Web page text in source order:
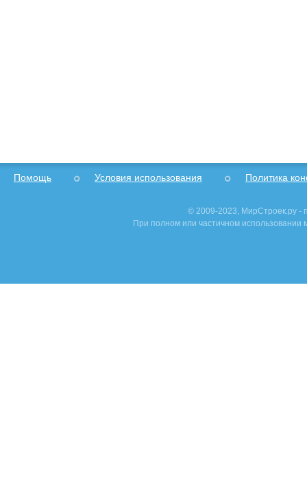
Помощь Условия использования Политика
© 2009-2023, МирСтроек.ру -
При полном или частичном использовании